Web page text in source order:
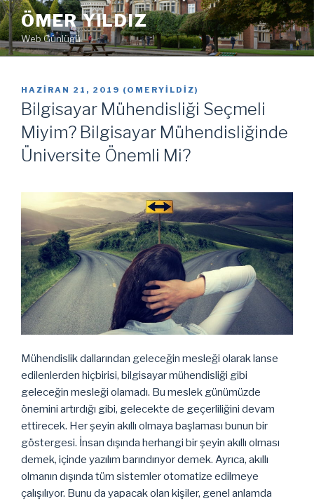
İçeriğe
geç ÖMER YILDIZ
Web Günlüğü
YAYIM
TARIHI
HAZIRAN 21, 2019 ( OMERYILDIZ)
Bilgisayar Mühendisliği Seçmeli
Miyim? Bilgisayar Mühendisliğinde
Üniversite Önemli Mi?
Mühendislik dallarından geleceğin mesleği olarak lanse
edilenlerden hiçbirisi, bilgisayar mühendisliği gibi
geleceğin mesleği olamadı. Bu meslek günümüzde
önemini artırdığı gibi, gelecekte de geçerliliğini devam
ettirecek. Her şeyin akıllı olmaya başlaması bunun bir
göstergesi. İnsan dışında herhangi bir şeyin akıllı olması
demek, içinde yazılım barındırıyor demek. Ayrıca, akıllı
olmanın dışında tüm sistemler otomatize edilmeye
çalışılıyor. Bunu da yapacak olan kişiler, genel anlamda